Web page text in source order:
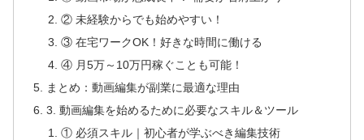
② 未経験からでも始めやすい！
③ 在宅ワークOK！好きな時間に働ける
④ 月5万～10万円稼ぐことも可能！
まとめ：動画編集が副業に最適な理由
3. 動画編集を始めるために必要なスキル＆ツール
① 必須スキル｜初心者が学ぶべき編集技術